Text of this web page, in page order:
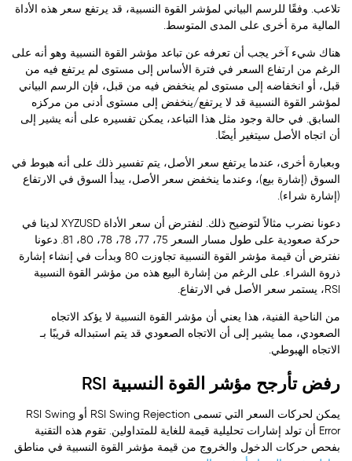
تلاعب. وفقًا للرسم البياني لمؤشر القوة النسبية، قد يرتفع سعر هذه الأداة
المالية مرة أخرى على المدى المتوسط.
هناك شيء آخر يجب أن تعرفه عن تباعد مؤشر القوة النسبية وهو أنه على
الرغم من ارتفاع السعر في فترة الأساس إلى مستوى لم يرتفع فيه من
قبل، أو انخفاضه إلى مستوى لم ينخفض فيه من قبل، فإن الرسم البياني
لمؤشر القوة النسبية قد لا يرتفع/ينخفض إلى مستوى أدنى من مركزه
السابق. في حالة وجود مثل هذا التباعد، يمكن تفسيره على أنه يشير إلى
أن اتجاه الأصل سيتغير أيضًا.
وبعبارة أخرى، عندما يرتفع سعر الأصل، يتم تفسير ذلك على أنه هبوط في
السوق (إشارة بيع)، وعندما ينخفض سعر الأصل، يبدأ السوق في الارتفاع
(إشارة شراء).
دعونا نضرب مثالاً لتوضيح ذلك. لنفترض أن سعر الأداة XYZUSD لدينا في
حركة صعودية على طول مسار السعر 75، 77، 78، 78، 80، 81. دعونا
نفترض أن قيمة مؤشر القوة النسبية تجاوزت 80 وبدأت في إنشاء إشارة
ذروة الشراء. على الرغم من إشارة البيع هذه من مؤشر القوة النسبية
RSI، يستمر سعر الأصل في الارتفاع.
من الناحية الفنية، هذا يعني أن مؤشر القوة النسبية لا يؤكد الاتجاه
الصعودي، مما يشير إلى أن الاتجاه الصعودي قد يتم استبداله قريبًا بـ
الاتجاه الهبوطي.
رفض تأرجح مؤشر القوة النسبية RSI
يمكن لحركات السعر التي تسمى RSI Swing Rejection أو RSI Swing
Error أن تولد إشارات تحليلية قيمة للغاية للمتداولين. تقوم هذه التقنية
بفحص حركات الدخول والخروج من قيمة مؤشر القوة النسبية في مناطق